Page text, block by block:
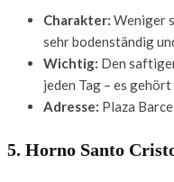
Charakter: Weniger
sehr bodenständig
Wichtig: Den
jeden Tag – es
Adresse: Plaza
5. Horno Santo